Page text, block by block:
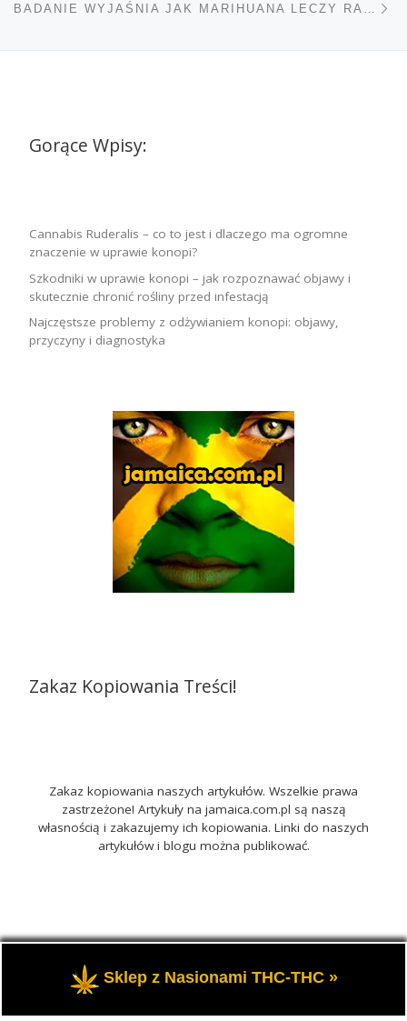
Gorące Wpisy:
Cannabis Ruderalis – co to jest i dlaczego ma ogromne
znaczenie w uprawie konopi?
Szkodniki w uprawie konopi – jak rozpoznawać objawy i
skutecznie chronić rośliny przed infestacją
Najczęstsze problemy z odżywianiem konopi: objawy,
przyczyny i diagnostyka
Zakaz Kopiowania Treści!
Zakaz kopiowania naszych artykułów. Wszelkie prawa
zastrzeżone! Artykuły na jamaica.com.pl są naszą
własnością i zakazujemy ich kopiowania. Linki do naszych
artykułów i blogu można publikować.
© 2026 Jamaica.com.pl– Wszelkie prawa zastrzeżone
Portal o marihuanie THC i roślinach konopi CBD.
Sklep z Nasionami THC-THC »